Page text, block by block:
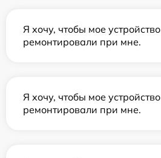
Я хочу, чтобы мое устройство
ремонтировали при мне.
Я хочу, чтобы мое устройство
ремонтировали при мне.